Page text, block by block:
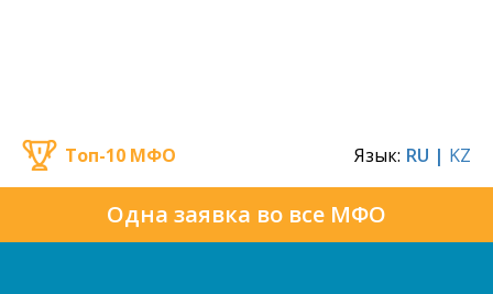
Одна заявка во все МФО
Топ-10 МФО Язык: RU | KZ